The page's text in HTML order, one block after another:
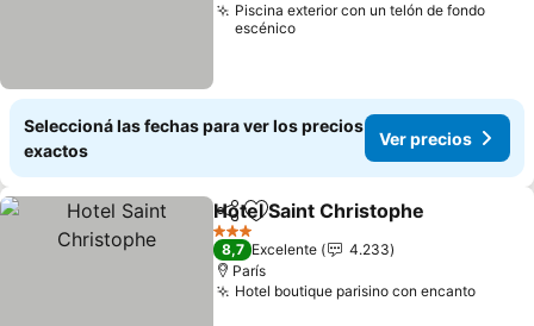
Piscina exterior con un telón de fondo
escénico
Seleccioná las fechas para ver los precios
exactos
Ver precios
CompartirAñadir a favoritos
Hotel Saint Christophe
3 Estrellas
8,7 Excelente
4.233
París
Hotel boutique parisino con encantoVer